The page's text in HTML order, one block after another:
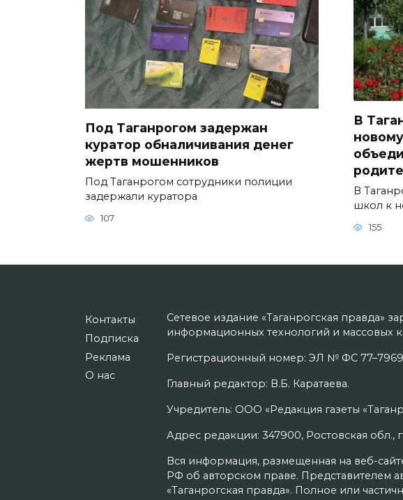
Под Таганрогом задержан
куратор обналичивания денег
жертв мошенников
Под Таганрогом сотрудники полиции
задержали куратора
107
В
В
школ к
155
Контакты
Подписка
Реклама
О нас
Сетевое издание «Таганрогская правда»
информационных технологий и массовых
Регистрационный номер: ЭЛ № ФС
Главный редактор: В.Б. Каратаева.
Учредитель: ООО «Редакция газеты
Адрес редакции: 347900, Ростовская обл.,
Вся информация, размещенная на веб-
РФ об авторском праве. Представителем
«Таганрогская правда». Полное или